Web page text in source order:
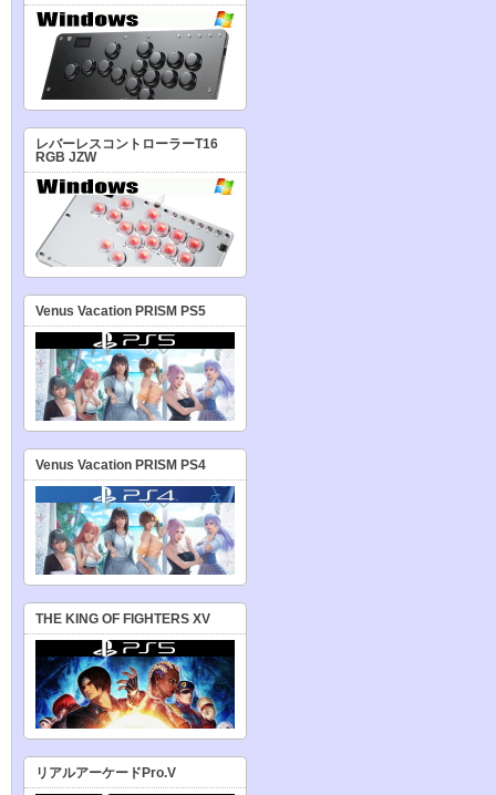
レバーレスコントローラーT16
RGB JZW
Venus Vacation PRISM PS5
Venus Vacation PRISM PS4
THE KING OF FIGHTERS XV
リアルアーケードPro.V